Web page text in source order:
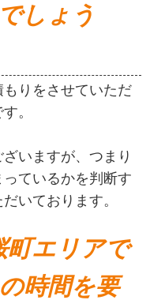
しょう
りをさせていただ
。
いますが、つまり
ているかを判断す
いております。
町エリアで
時間を要